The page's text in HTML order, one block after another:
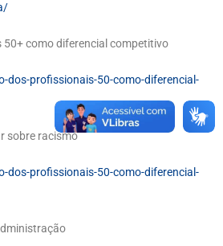
como diferencial competitivo
profissionais-50-como-diferencial-
sobre racismo
profissionais-50-como-diferencial-